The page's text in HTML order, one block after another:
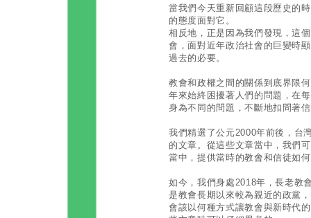
當我們今天重新回顧這段歷史的
的態度面對它。
相反地，正是因為我們發現，這
會，面對近年政治社會的巨變時
過去的必要。
教會和政權之間的關係到底界限
年來始終困擾著人們的問題，在
身為不同的問題，不斷地扣問著
我們精選了公元2000年前後，台
的文章。從這些文章當中，我們
當中，提供當時的教會和信徒如
如今，我們身處2018年，長老教
是教會長期以來較為親近的政黨
會該以何種方式讓教會與新時代